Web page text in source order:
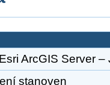
ArcGIS Server
stanoven